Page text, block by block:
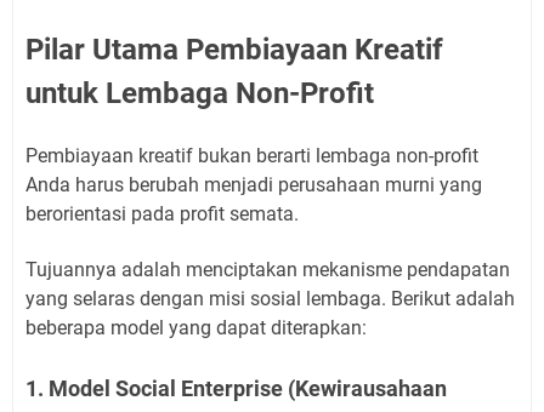
Pilar Utama Pembiayaan Kreatif
untuk Lembaga Non-Profit
Pembiayaan kreatif bukan berarti lembaga non-profit
Anda harus berubah menjadi perusahaan murni yang
berorientasi pada profit semata.
Tujuannya adalah menciptakan mekanisme pendapatan
yang selaras dengan misi sosial lembaga. Berikut adalah
beberapa model yang dapat diterapkan:
1. Model Social Enterprise (Kewirausahaan